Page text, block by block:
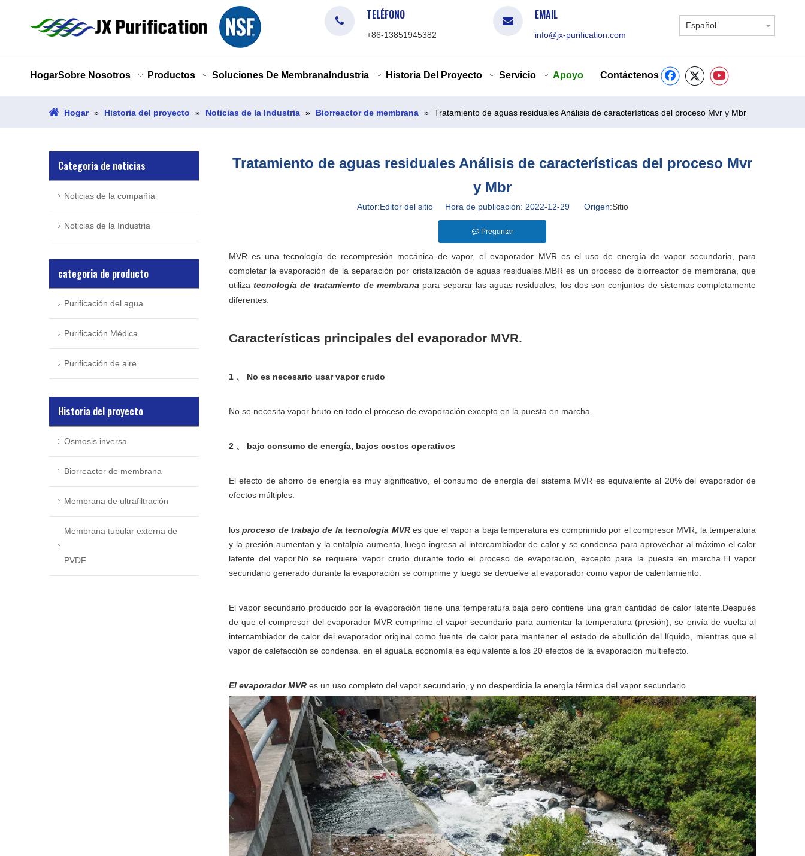
TELÉFONO
+86-13851945382
EMAIL
info@jx-purification.com
Español
HogarSobre Nosotros Productos Soluciones De Membrana Industria Historia Del Proyecto Servicio Apoyo Contáctenos
Hogar » Historia del proyecto » Noticias de la Industria » Biorreactor de membrana » Tratamiento de aguas residuales Análisis de características del proceso Mvr y Mbr
Categoría de noticias
Noticias de la compañía
Noticias de la Industria
categoria de producto
Purificación del agua
Purificación Médica
Purificación de aire
Historia del proyecto
Osmosis inversa
Biorreactor de membrana
Membrana de ultrafiltración
Membrana tubular externa de
PVDF
Tratamiento de aguas residuales Análisis de características del proceso Mvr
y Mbr
Autor:Editor del sitio Hora de publicación: 2022-12-29 Origen:Sitio
Preguntar
MVR es una tecnología de recompresión mecánica de vapor, el evaporador MVR es el uso de energía de vapor secundaria, para
completar la evaporación de la separación por cristalización de aguas residuales.MBR es un proceso de biorreactor de membrana, que
utilizatecnología de tratamiento de membrana para separar las aguas residuales, los dos son conjuntos de sistemas completamente
diferentes.
Características principales del evaporador MVR.
1 、 No es necesario usar vapor crudo
No se necesita vapor bruto en todo el proceso de evaporación excepto en la puesta en marcha.
2 、 bajo consumo de energía, bajos costos operativos
El efecto de ahorro de energía es muy significativo, el consumo de energía del sistema MVR es equivalente al 20% del evaporador de
efectos múltiples.
losproceso de trabajo de la tecnología MVRes que el vapor a baja temperatura es comprimido por el compresor MVR, la temperatura
y la presión aumentan y la entalpía aumenta, luego ingresa al intercambiador de calor y se condensa para aprovechar al máximo el calor
latente del vapor.No se requiere vapor crudo durante todo el proceso de evaporación, excepto para la puesta en marcha.El vapor
secundario generado durante la evaporación se comprime y luego se devuelve al evaporador como vapor de calentamiento.
El vapor secundario producido por la evaporación tiene una temperatura baja pero contiene una gran cantidad de calor latente.Después
de que el compresor del evaporador MVR comprime el vapor secundario para aumentar la temperatura (presión), se envía de vuelta al
intercambiador de calor del evaporador original como fuente de calor para mantener el estado de ebullición del líquido, mientras que el
vapor de calefacción se condensa. en el aguaLa economía es equivalente a los 20 efectos de la evaporación multiefecto.
El evaporador MVR es un uso completo del vapor secundario, y no desperdicia la energía térmica del vapor secundario.